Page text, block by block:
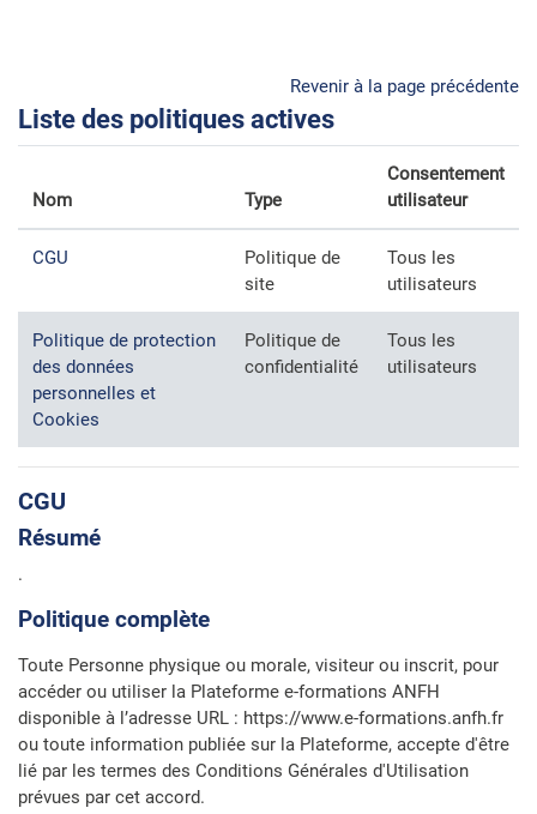
Revenir à la page précédente
Liste des politiques actives
Nom Type
Consentement
utilisateur
CGU
Politique de
site
Tous les
utilisateurs
Politique de protection
des données
personnelles et
Cookies
Politique de
confidentialité
Tous les
utilisateurs
CGU
Résumé
.
Politique complète
Toute Personne physique ou morale, visiteur ou inscrit, pour
accéder ou utiliser la Plateforme e-formations ANFH
disponible à l’adresse URL : https://www.e-formations.anfh.fr
ou toute information publiée sur la Plateforme, accepte d'être
lié par les termes des Conditions Générales d'Utilisation
prévues par cet accord.